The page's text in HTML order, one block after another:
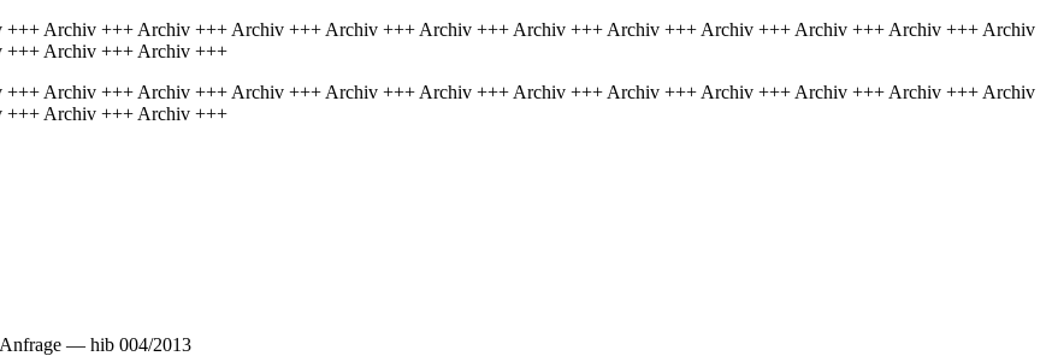
Archiv +++ Archiv +++ Archiv +++ Archiv +++ Archiv +++ Archiv +++ Archiv +++ Archiv +++ Archiv +++ Archiv +++ Archiv
Archiv +++ Archiv +++
Archiv +++ Archiv +++ Archiv +++ Archiv +++ Archiv +++ Archiv +++ Archiv +++ Archiv +++ Archiv +++ Archiv +++ Archiv
Archiv +++ Archiv +++
— hib 004/2013